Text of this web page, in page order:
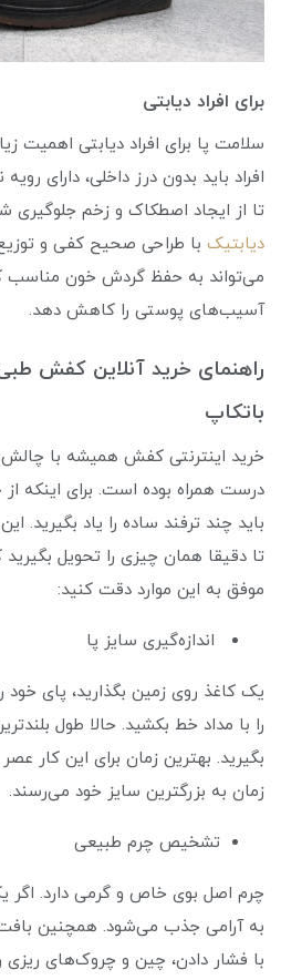
برای افراد دیابتی
سلامت پا برای افراد دیابتی اهمیت
افراد باید بدون درز داخلی، دارای
تا از ایجاد اصطکاک و زخم جلوگیری
دیابتیک با طراحی صحیح کفی و
می‌تواند به حفظ گردش خون
آسیب‌های پوستی را کاهش دهد.
راهنمای خرید آنلاین کفش
باتکاپ
خرید اینترنتی کفش همیشه با
درست همراه بوده است. برای اینکه
باید چند ترفند ساده را یاد
تا دقیقا همان چیزی را تحویل بگیرید
موفق به این موارد دقت کنید:
اندازه‌گیری سایز پا
یک کاغذ روی زمین بگذارید، پای خود
را با مداد خط بکشید. حالا طول
بگیرید. بهترین زمان برای این کار
زمان به بزرگترین سایز خود می‌رسند.
تشخیص چرم طبیعی
چرم اصل بوی خاص و گرمی دارد. اگر
به آرامی جذب می‌شود. همچنین
با فشار دادن، چین و چروک‌های ریزی